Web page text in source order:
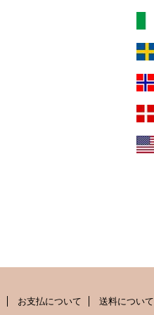
お支払について 送料について